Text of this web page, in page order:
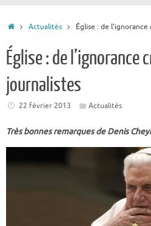
Accueil
Actualités Église : de
Église : de l’ignorance
journalistes
22 février 2013 Actualités
Très bonnes remarques de Denis